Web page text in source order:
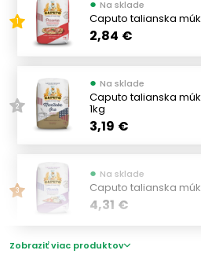
€
Výrobcovia
SETOLA
LIEVITAL
MOLINO SPADONI
NOTADOLCE
GI. AN. AROMI(2)
CAPUTO (32)
1
● Na sklade
Caputo talianska
2,84 €
2
● Na sklade
Caputo talianska
1kg
3,19 €
3
● Na sklade
Caputo talianska
4,31 €
Zobraziť viac produktov